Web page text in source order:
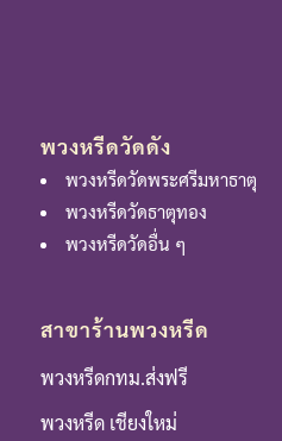
พวงหรีดวัดดัง
พวงหรีดวัดพระศรีมหาธาตุ
พวงหรีดวัดธาตุทอง
พวงหรีดวัดอื่น ๆ
สาขาร้านพวงหรีด
พวงหรีดกทม.ส่งฟรี
พวงหรีด เชียงใหม่